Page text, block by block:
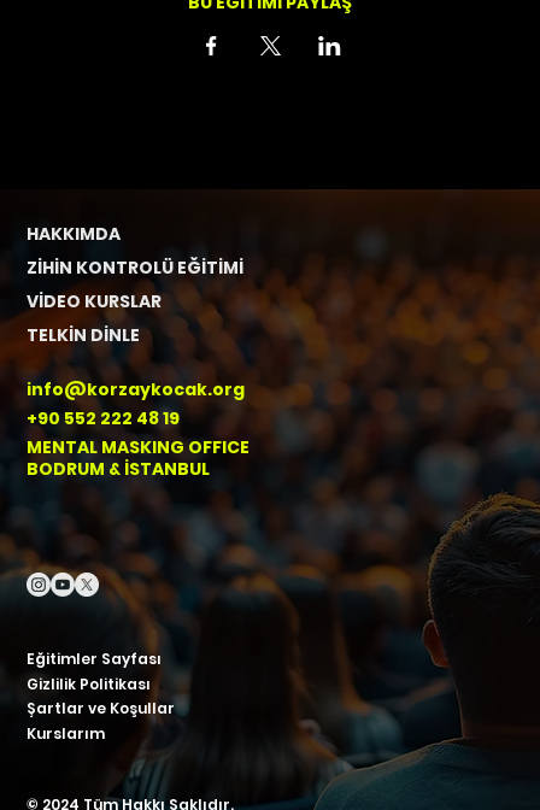
HAKKIMDA
ZİHİN KONTROLÜ EĞİTİMİ
VİDEO KURSLAR
TELKİN DİNLE
info@korzaykocak.org
+90 552 222 48 19
MENTAL MASKING OFFICE
BODRUM & İSTANBUL
Eğitimler Sayfası
Gizlilik Politikası
Şartlar ve Koşullar
Kurslarım
© 2024 Tüm Hakkı Saklıdır.